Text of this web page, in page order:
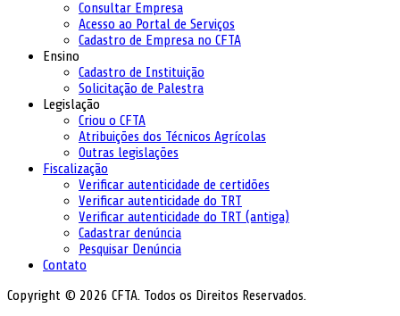
Consultar Empresa
Acesso ao Portal de Serviços
Cadastro de Empresa no CFTA
Ensino
Cadastro de Instituição
Solicitação de Palestra
Legislação
Criou o CFTA
Atribuições dos Técnicos Agrícolas
Outras legislações
Fiscalização
Verificar autenticidade de certidões
Verificar autenticidade do TRT
Verificar autenticidade do TRT (antiga)
Cadastrar denúncia
Pesquisar Denúncia
Contato
Copyright © 2026 CFTA. Todos os Direitos Reservados.